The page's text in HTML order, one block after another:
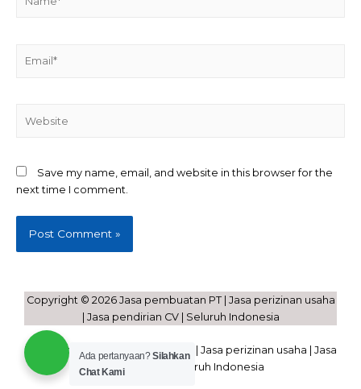
Save my name, email, and website in this browser for the
next time I comment.
Copyright © 2026 Jasa pembuatan PT | Jasa perizinan usaha
| Jasa pendirian CV | Seluruh Indonesia
Powered by Jasa pembuatan PT | Jasa perizinan usaha | Jasa
pendirian CV | Seluruh Indonesia
Ada pertanyaan?Silahkan
Chat Kami